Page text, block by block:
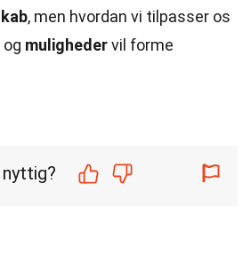
, men hvordan vi tilpasser os
og mulighedervil forme